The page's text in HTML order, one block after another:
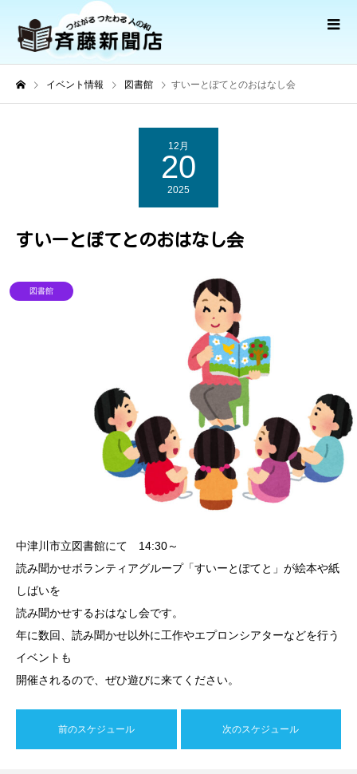
イベント情報 図書館 すいーとぽてとのおはなし会
12月
20
2025
すいーとぽてとのおはなし会
図書館
中津川市立図書館にて 14:30～
読み聞かせボランティアグループ「すいーとぽてと」が絵本や紙
しばいを
読み聞かせするおはなし会です。
年に数回、読み聞かせ以外に工作やエプロンシアターなどを行う
イベントも
開催されるので、ぜひ遊びに来てください。
前のスケジュール 次のスケジュール